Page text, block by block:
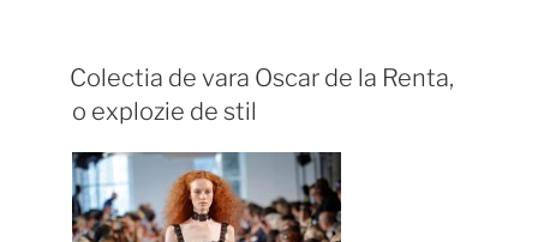
Colectia de vara Oscar de la Renta,
o explozie de stil